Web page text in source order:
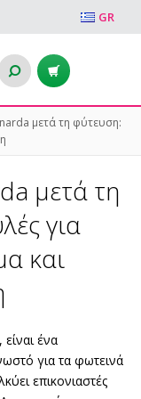
GR
μετά τη φύτευση:
μετά τη
για
και
ένα
για τα φωτεινά
επικονιαστές